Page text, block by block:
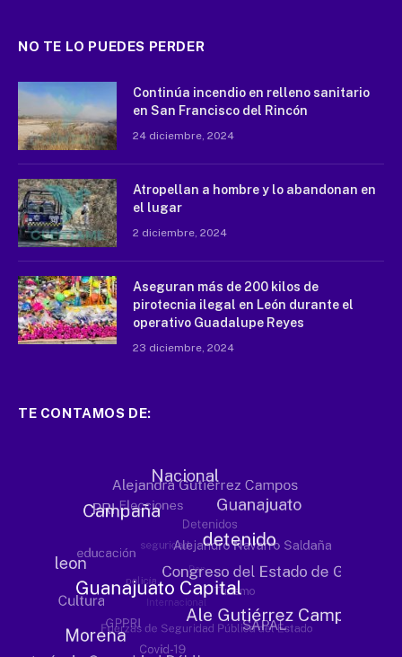
NO TE LO PUEDES PERDER
Continúa incendio en relleno sanitario
en San Francisco del Rincón
24 diciembre, 2024
Atropellan a hombre y lo abandonan en
el lugar
2 diciembre, 2024
Aseguran más de 200 kilos de
pirotecnia ilegal en León durante el
operativo Guadalupe Reyes
23 diciembre, 2024
TE CONTAMOS DE: